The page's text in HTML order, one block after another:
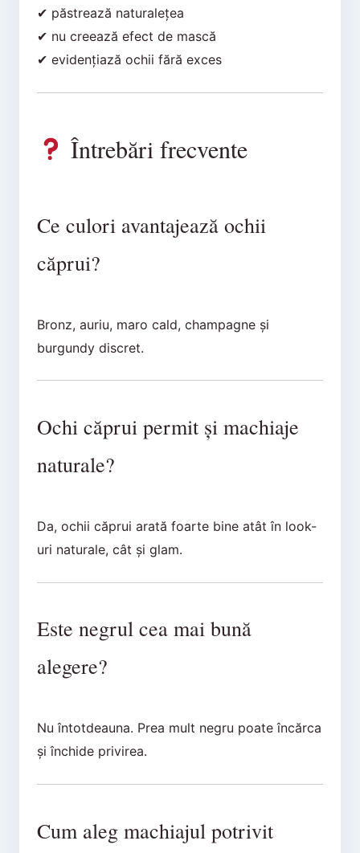
✔ păstrează naturalețea
✔ nu creează efect de mască
✔ evidențiază ochii fără exces
Întrebări frecvente
Ce culori avantajează ochii
căprui?
Bronz, auriu, maro cald, champagne și
burgundy discret.
Ochi căprui permit și machiaje
naturale?
Da, ochii căprui arată foarte bine atât în look-
uri naturale, cât și glam.
Este negrul cea mai bună
alegere?
Nu întotdeauna. Prea mult negru poate încărca
și închide privirea.
Cum aleg machiajul potrivit